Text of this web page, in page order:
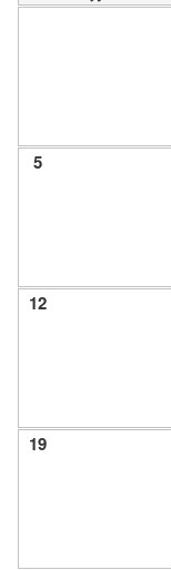
5
12
19